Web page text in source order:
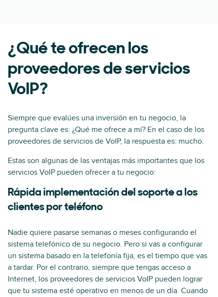
¿Qué te ofrecen los
proveedores de servicios
VoIP?
Siempre que evalúes una inversión en tu negocio, la
pregunta clave es: ¿Qué me ofrece a mí? En el caso de los
proveedores de servicios de VoIP, la respuesta es: mucho.
Estas son algunas de las ventajas más importantes que los
servicios VoIP pueden ofrecer a tu negocio:
Rápida implementación del soporte a los
clientes por teléfono
Nadie quiere pasarse semanas o meses configurando el
sistema telefónico de su negocio. Pero si vas a configurar
un sistema basado en la telefonía fija, es el tiempo que vas
a tardar. Por el contrario, siempre que tengas acceso a
Internet, los proveedores de servicios VoIP pueden lograr
que tu sistema esté operativo en menos de un día. Cuando